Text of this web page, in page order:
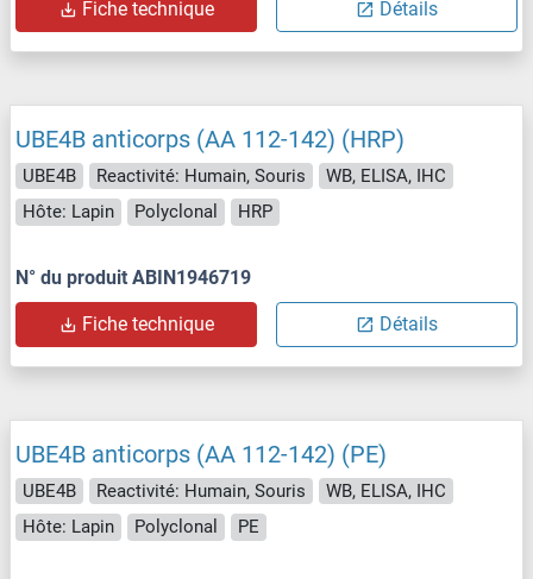
Fiche technique Détails
UBE4B anticorps (AA 112-142) (HRP)
UBE4B Reactivité: Humain, Souris
WB, ELISA, IHC
Hôte: Lapin
Polyclonal HRP
N° du produit ABIN1946719
Fiche technique Détails
UBE4B anticorps (AA 112-142) (PE)
UBE4B Reactivité: Humain, Souris
WB, ELISA, IHC
Hôte: Lapin
Polyclonal PE